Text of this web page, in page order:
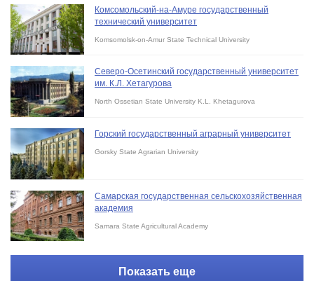
Комсомольский-на-Амуре государственный
технический университет
Komsomolsk-on-Amur State Technical University
Северо-Осетинский государственный университет
им. К.Л. Хетагурова
North Ossetian State University K.L. Khetagurova
Горский государственный аграрный университет
Gorsky State Agrarian University
Самарская государственная сельскохозяйственная
академия
Samara State Agricultural Academy
Показать еще